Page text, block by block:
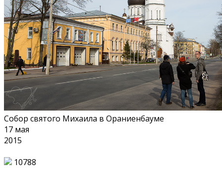
Собор святого Михаила в Ораниенбауме
17 мая
2015
10788